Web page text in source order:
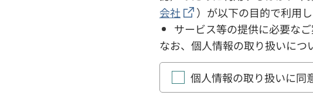
会社
）が以下の目的で利用し
サービス等の提供に必要な
なお、個人情報の取り扱いに
個人情報の取り扱いに同